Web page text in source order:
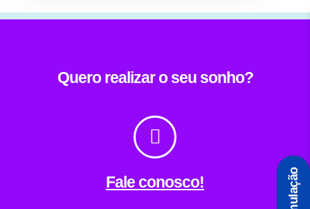
Quero realizar o seu sonho?
Fale conosco! Simulação